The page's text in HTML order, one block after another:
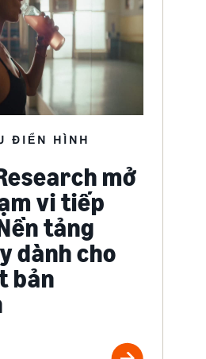
ĐIỂN HÌNH
mở
vi tiếp
tảng
dành cho
bản